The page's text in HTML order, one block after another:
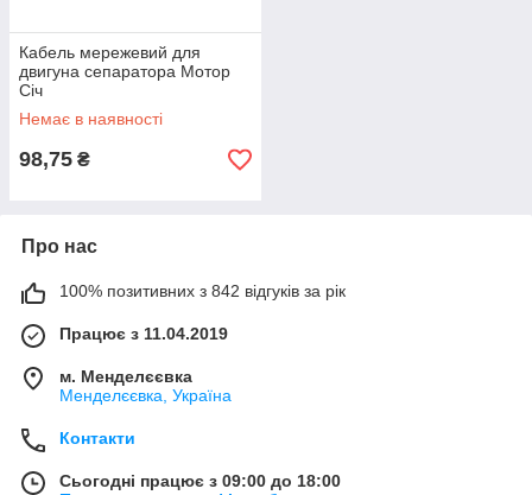
Кабель мережевий для
двигуна сепаратора Мотор
Січ
Немає в наявності
98,75 ₴
Про нас
100% позитивних з 842 відгуків за рік
Працює з 11.04.2019
м. Менделєєвка
Менделєєвка, Україна
Контакти
Сьогодні працює з 09:00 до 18:00